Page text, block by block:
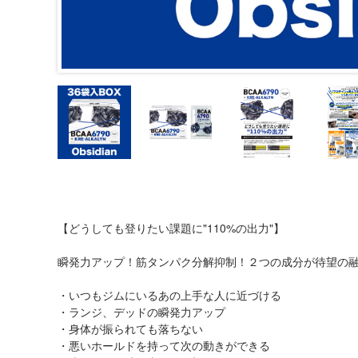
【どうしても登りたい課題に"110%の出力"】
瞬発力アップ！筋タンパク分解抑制！２つの成分が待望の
・いつもジムにいるあの上手な人に近づける
・ランジ、デッドの瞬発力アップ
・身体が振られても落ちない
・悪いホールドを持って次の動きができる